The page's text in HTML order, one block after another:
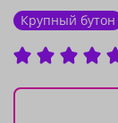
Крупный бутон